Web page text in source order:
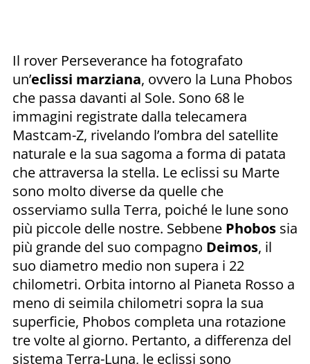
Il rover Perseverance ha fotografato
un’eclissi marziana, ovvero la Luna Phobos
che passa davanti al Sole. Sono 68 le
immagini registrate dalla telecamera
Mastcam-Z, rivelando l’ombra del satellite
naturale e la sua sagoma a forma di patata
che attraversa la stella. Le eclissi su Marte
sono molto diverse da quelle che
osserviamo sulla Terra, poiché le lune sono
più piccole delle nostre. Sebbene Phobos sia
più grande del suo compagno Deimos, il
suo diametro medio non supera i 22
chilometri. Orbita intorno al Pianeta Rosso a
meno di seimila chilometri sopra la sua
superficie, Phobos completa una rotazione
tre volte al giorno. Pertanto, a differenza del
sistema Terra-Luna, le eclissi sono